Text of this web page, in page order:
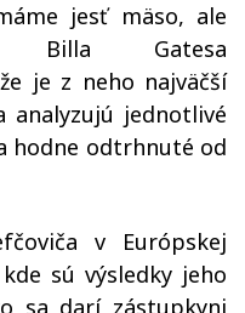
jesť mäso, ale
Billa Gatesa
je z neho najväčší
analyzujú jednotlivé
hodne odtrhnuté od
v Európskej
sú výsledky jeho
sa darí zástupkyni